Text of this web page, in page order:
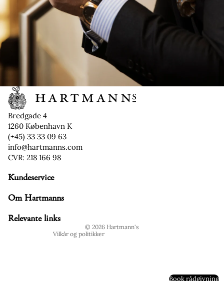
Bredgade 4
1260 København K
(+45) 33 33 09 63
info@hartmanns.com
CVR: 218 166 98
Kundeservice
Om Hartmanns
Relevante links
© 2026 Hartmann's
Vilkår og politikker
Politik om beskyttelse af persondata
Servicevilkår
Book rådgivning